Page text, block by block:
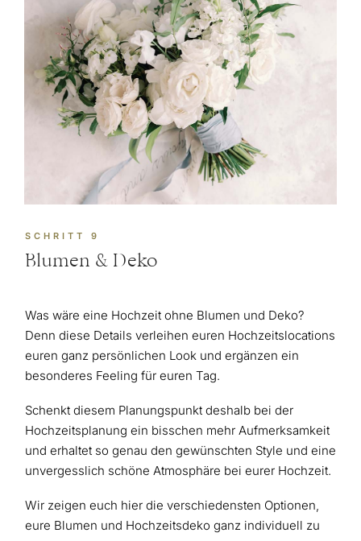
SCHRITT 9
Blumen & Deko
Was wäre eine Hochzeit ohne Blumen und Deko?
Denn diese Details verleihen euren Hochzeitslocations
euren ganz persönlichen Look und ergänzen ein
besonderes Feeling für euren Tag.
Schenkt diesem Planungspunkt deshalb bei der
Hochzeitsplanung ein bisschen mehr Aufmerksamkeit
und erhaltet so genau den gewünschten Style und eine
unvergesslich schöne Atmosphäre bei eurer Hochzeit.
Wir zeigen euch hier die verschiedensten Optionen,
eure Blumen und Hochzeitsdeko ganz individuell zu